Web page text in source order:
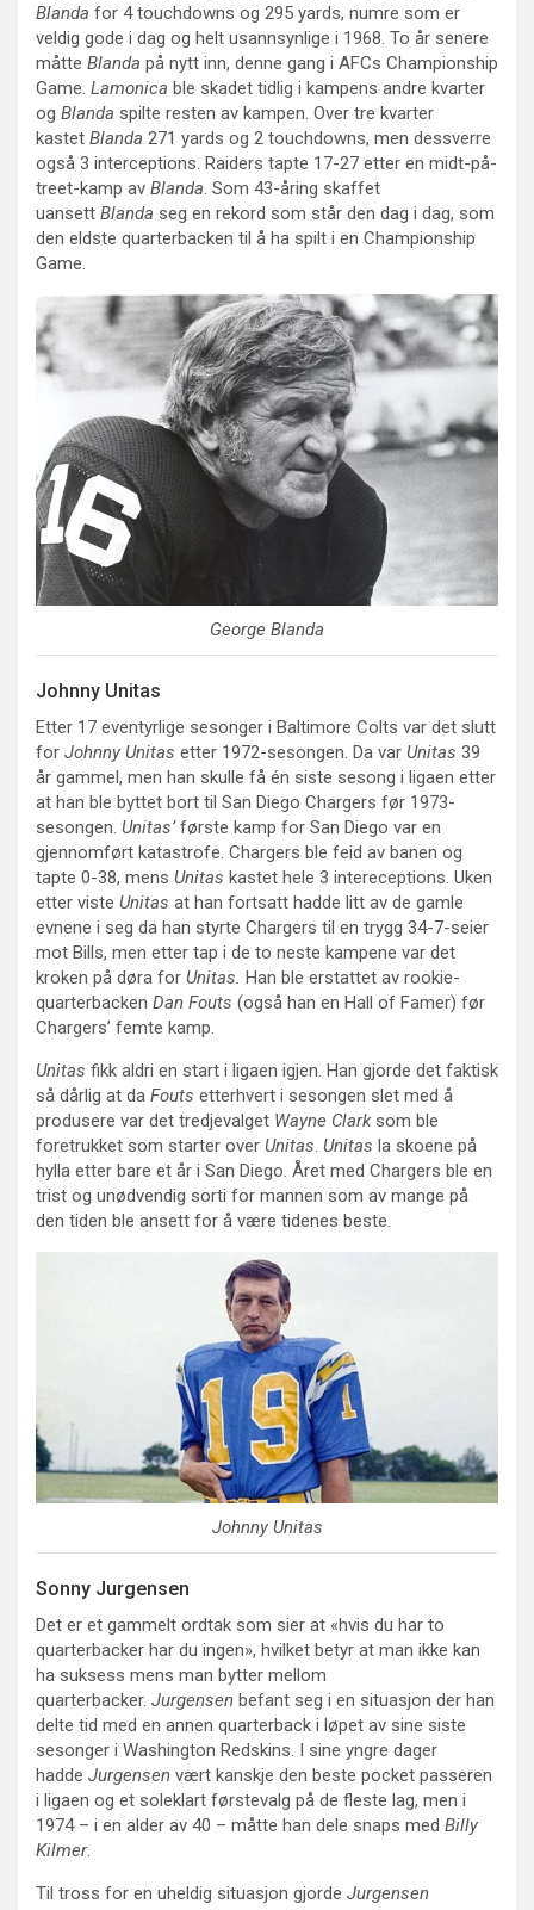
Blanda for 4 touchdowns og 295 yards, numre som er
veldig gode i dag og helt usannsynlige i 1968. To år senere
måtte Blanda på nytt inn, denne gang i AFCs Championship
Game. Lamonica ble skadet tidlig i kampens andre kvarter
og Blanda spilte resten av kampen. Over tre kvarter
kastet Blanda 271 yards og 2 touchdowns, men dessverre
også 3 interceptions. Raiders tapte 17-27 etter en midt-på-
treet-kamp av Blanda . Som 43-åring skaffet
uansett Blanda seg en rekord som står den dag i dag, som
den eldste quarterbacken til å ha spilt i en Championship
Game.
George Blanda
Johnny Unitas
Etter 17 eventyrlige sesonger i Baltimore Colts var det slutt
for Johnny Unitas etter 1972-sesongen. Da var Unitas 39
år gammel, men han skulle få én siste sesong i ligaen etter
at han ble byttet bort til San Diego Chargers før 1973-
sesongen. Unitas’første kamp for San Diego var en
gjennomført katastrofe. Chargers ble feid av banen og
tapte 0-38, mens Unitas kastet hele 3 intereceptions. Uken
etter viste Unitas at han fortsatt hadde litt av de gamle
evnene i seg da han styrte Chargers til en trygg 34-7-seier
mot Bills, men etter tap i de to neste kampene var det
kroken på døra for Unitas. Han ble erstattet av rookie-
quarterbacken Dan Fouts (også han en Hall of Famer) før
Chargers’ femte kamp.
Unitas fikk aldri en start i ligaen igjen. Han gjorde det faktisk
så dårlig at da Fouts etterhvert i sesongen slet med å
produsere var det tredjevalget Wayne Clark som ble
foretrukket som starter over Unitas. Unitas la skoene på
hylla etter bare et år i San Diego. Året med Chargers ble en
trist og unødvendig sorti for mannen som av mange på
den tiden ble ansett for å være tidenes beste.
Johnny Unitas
Sonny Jurgensen
Det er et gammelt ordtak som sier at «hvis du har to
quarterbacker har du ingen», hvilket betyr at man ikke kan
ha suksess mens man bytter mellom
quarterbacker. Jurgensen befant seg i en situasjon der han
delte tid med en annen quarterback i løpet av sine siste
sesonger i Washington Redskins. I sine yngre dager
hadde Jurgensen vært kanskje den beste pocket passeren
i ligaen og et soleklart førstevalg på de fleste lag, men i
1974 – i en alder av 40 – måtte han dele snaps med Billy
Kilmer.
Til tross for en uheldig situasjon gjorde Jurgensen